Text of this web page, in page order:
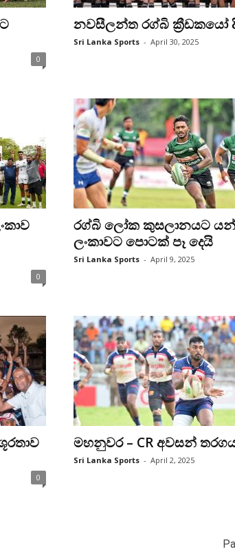
0
නවසීලන්ත රග්බි ක්‍රීඩකයෝ
Sri Lanka Sports - April 30, 2025
0
රග්බි ලෝක කුසලානයට
ලංකාවට පොටක් පෑ දෙයි
Sri Lanka Sports - April 9, 2025
0
මහනුවර – CR අවසන්
Sri Lanka Sports - April 2, 2025